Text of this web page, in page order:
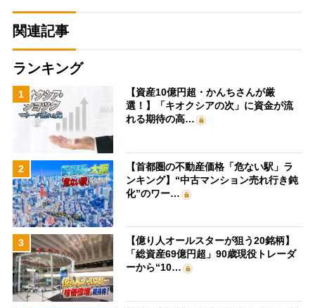
関連記事
ランキング
1
【資産10億円超・かんちさんが厳
選！】「キオクシアの次」に資金が流
れる期待の高…
2
【首都圏の不動産価格「危ない駅」ラ
ンキング】“中古マンション売れ行き鈍
化”のワー…
3
【億り人オールスターが狙う20銘柄】
「総資産69億円超」90歳現役トレーダ
ーから“10…